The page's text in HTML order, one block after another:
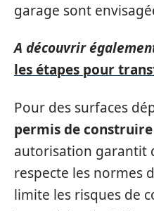
garage sont
A découvrir
les étapes pour
Pour des surfaces
permis de construire
autorisation garantit
respecte les normes
limite les risques de